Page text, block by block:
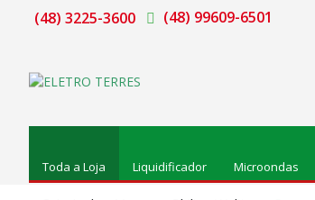
(48) 3225-3600 (48) 99609-6501
Toda a Loja Liquidificador Microondas